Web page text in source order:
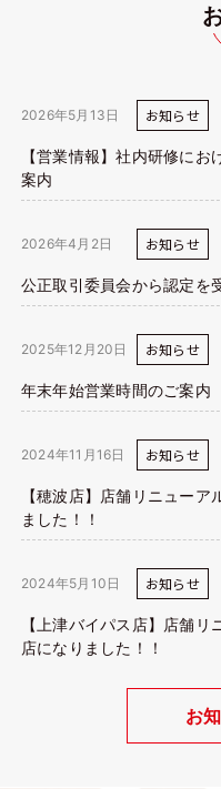
2026年5月13日 お知らせ
【営業情報】社内研修に
案内
2026年4月2日 お知らせ
公正取引委員会から認定を
2025年12月20日 お知らせ
年末年始営業時間のご案内
2024年11月16日 お知らせ
【穂波店】店舗リニュー
ました！！
2024年5月10日 お知らせ
【上津バイパス店】店舗
店になりました！！
お